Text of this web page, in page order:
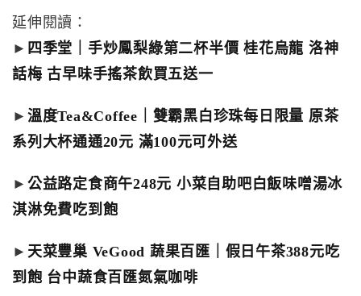
延伸閱讀：
► 四季堂｜手炒鳳梨綠第二杯半價 桂花烏龍 洛神
話梅 古早味手搖茶飲買五送一
► 溫度Tea&Coffee｜雙霸黑白珍珠每日限量 原茶
系列大杯通通20元 滿100元可外送
► 公益路定食商午248元 小菜自助吧白飯味噌湯冰
淇淋免費吃到飽
► 天菜豐巢 VeGood 蔬果百匯｜假日午茶388元吃
到飽 台中蔬食百匯氮氣咖啡